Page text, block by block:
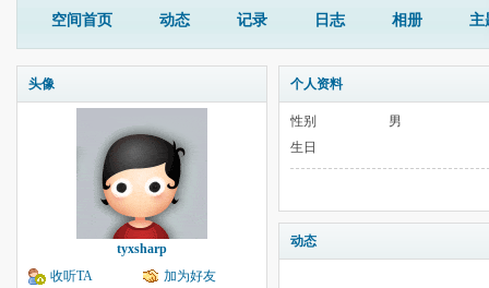
空间首页 动态 记录 日志 相册 主
头像
tyxsharp
收听TA
加为好友
个人资料
性别
男
生日
动态